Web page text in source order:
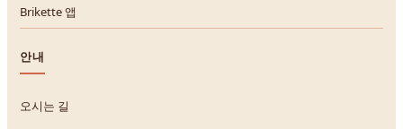
Brikette 앱
안내
오시는 길